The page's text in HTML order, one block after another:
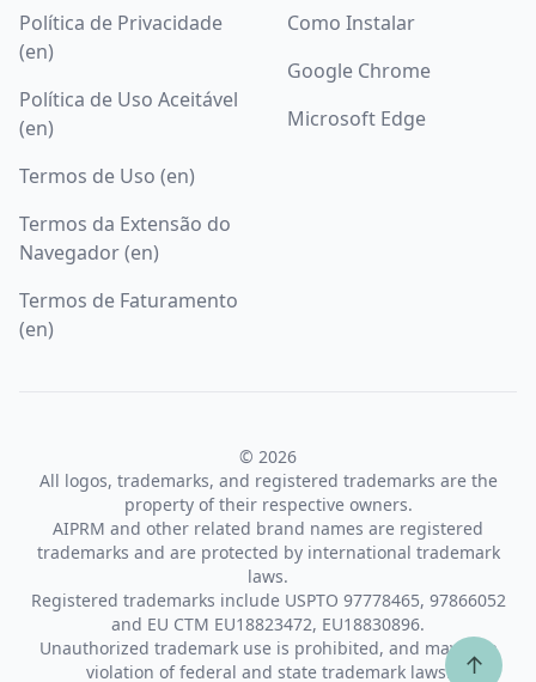
Política de Privacidade
(en)
Política de Uso Aceitável
(en)
Termos de Uso (en)
Termos da Extensão do
Navegador (en)
Termos de Faturamento
(en)
Como Instalar
Google Chrome
Microsoft Edge
© 2026
All logos, trademarks, and registered trademarks are the
property of their respective owners.
AIPRM and other related brand names are registered
trademarks and are protected by international trademark
laws.
Registered trademarks include USPTO 97778465, 97866052
and EU CTM EU18823472, EU18830896.
Unauthorized trademark use is prohibited, and may be a
violation of federal and state trademark laws.
↑